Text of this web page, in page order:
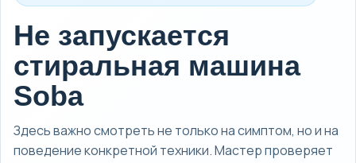
Стиральные, посудомоечные и сушильные машины с выездом на
дом по Москве и Московской области.
Не запускается
стиральная машина
Soba
Здесь важно смотреть не только на симптом, но и на
поведение конкретной техники. Мастер проверяет